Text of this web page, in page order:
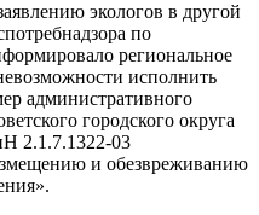
экологов в другой
по
региональное
исполнить
административного
городского округа
2.1.7.1322-03
и обезвреживанию